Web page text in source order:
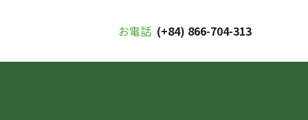
お電話(+84) 866-704-313